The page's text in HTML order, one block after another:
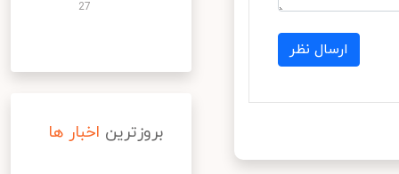
ارسال نظر
27
بروزترین اخبار ها